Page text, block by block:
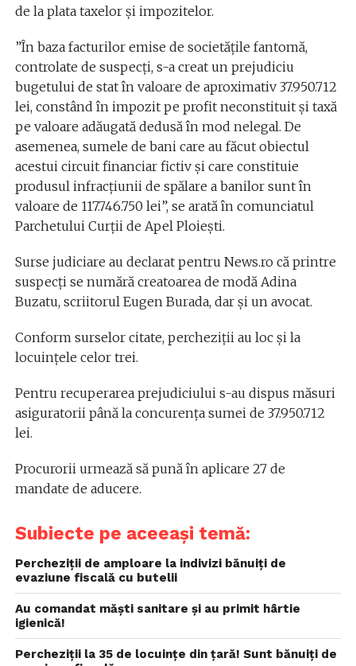
de la plata taxelor şi impozitelor.
”În baza facturilor emise de societăţile fantomă,
controlate de suspecţi, s-a creat un prejudiciu
bugetului de stat în valoare de aproximativ 37.950.712
lei, constând în impozit pe profit neconstituit şi taxă
pe valoare adăugată dedusă în mod nelegal. De
asemenea, sumele de bani care au făcut obiectul
acestui circuit financiar fictiv şi care constituie
produsul infracţiunii de spălare a banilor sunt în
valoare de 117.746.750 lei”, se arată în comunciatul
Parchetului Curţii de Apel Ploieşti.
Surse judiciare au declarat pentru News.ro că printre
suspecţi se numără creatoarea de modă Adina
Buzatu, scriitorul Eugen Burada, dar şi un avocat.
Conform surselor citate, percheziţii au loc şi la
locuinţele celor trei.
Pentru recuperarea prejudiciului s-au dispus măsuri
asiguratorii până la concurenţa sumei de 37.950.712
lei.
Procurorii urmează să pună în aplicare 27 de
mandate de aducere.
Subiecte pe aceeași temă:
Percheziții de amploare la indivizi bănuiți de
evaziune fiscală cu butelii
Au comandat măști sanitare și au primit hârtie
igienică!
Percheziții la 35 de locuințe din țară! Sunt bănuiți de